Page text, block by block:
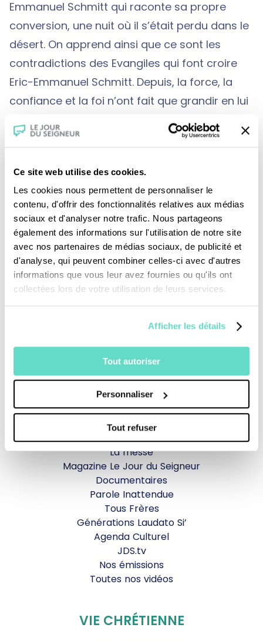
Ce site web utilise des cookies.
Les cookies nous permettent de personnaliser le
contenu, d'offrir des fonctionnalités relatives aux médias
sociaux et d'analyser notre trafic. Nous partageons
également des informations sur l'utilisation de notre site
avec nos partenaires de médias sociaux, de publicité et
d'analyse, qui peuvent combiner celles-ci avec d'autres
informations que vous leur avez fournies ou qu'ils ont
collectées lors de votre utilisation de leurs services.
Afficher les détails
Tout autoriser
Personnaliser
Tout refuser
Emmanuel Schmitt qui raconte sa propre
conversion, une nuit où il s’était perdu dans le
désert. On apprend ainsi que ce sont les
contradictions des Evangiles qui font croire
Eric-Emmanuel Schmitt. Depuis, la force, la
confiance et la foi n’ont fait que grandir en lui
et imprègnent ses œuvres romanesques et
théâtrales.
Une production :CFRT/ Flair Production
Je fais un don
TOUS NOS PROGRAMMES
La messe
Magazine Le Jour du Seigneur
Documentaires
Parole Inattendue
Tous Frères
Générations Laudato Si’
Agenda Culturel
JDS.tv
Nos émissions
Toutes nos vidéos
VIE CHRÉTIENNE